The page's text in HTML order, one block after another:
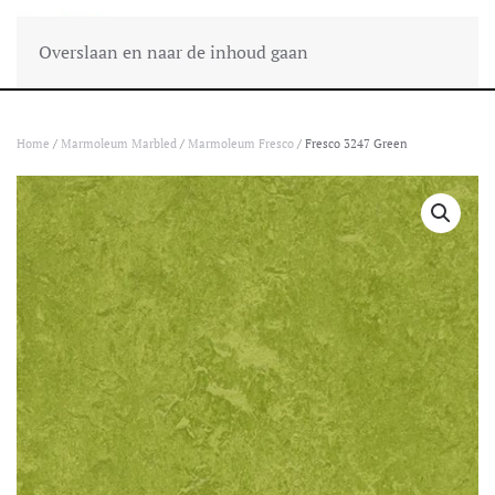
Overslaan en naar de inhoud gaan
Home / Marmoleum Marbled / Marmoleum Fresco / Fresco 3247 Green